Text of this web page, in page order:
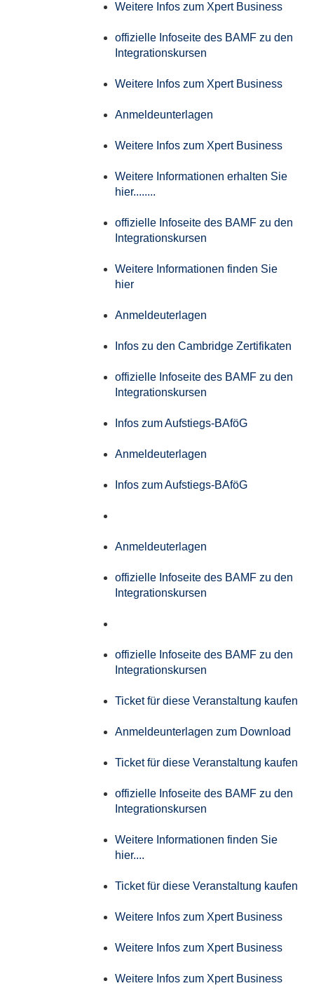
Weitere Infos zum Xpert Business
offizielle Infoseite des BAMF zu den
Integrationskursen
Weitere Infos zum Xpert Business
Anmeldeunterlagen
Weitere Infos zum Xpert Business
Weitere Informationen erhalten Sie
hier........
offizielle Infoseite des BAMF zu den
Integrationskursen
Weitere Informationen finden Sie
hier
Anmeldeuterlagen
Infos zu den Cambridge Zertifikaten
offizielle Infoseite des BAMF zu den
Integrationskursen
Infos zum Aufstiegs-BAföG
Anmeldeuterlagen
Infos zum Aufstiegs-BAföG
Anmeldeuterlagen
offizielle Infoseite des BAMF zu den
Integrationskursen
offizielle Infoseite des BAMF zu den
Integrationskursen
Ticket für diese Veranstaltung kaufen
Anmeldeunterlagen zum Download
Ticket für diese Veranstaltung kaufen
offizielle Infoseite des BAMF zu den
Integrationskursen
Weitere Informationen finden Sie
hier....
Ticket für diese Veranstaltung kaufen
Weitere Infos zum Xpert Business
Weitere Infos zum Xpert Business
Weitere Infos zum Xpert Business